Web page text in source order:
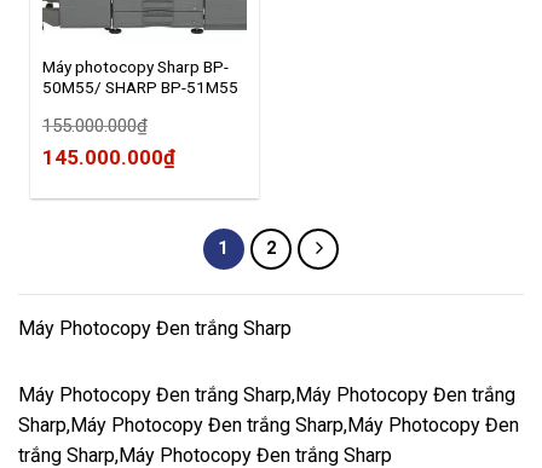
Máy Photocopy Đen trắng Sharp,Máy Photocopy Đen trắng
Sharp,Máy Photocopy Đen trắng Sharp,Máy Photocopy Đen
trắng Sharp,Máy Photocopy Đen trắng Sharp
Máy photocopy Sharp BP-
50M55/ SHARP BP-51M55
094.6563838 NPP Sharp
Trường An
155.000.000₫
Original
145.000.000₫Current
145.000.000₫.
1 2
Máy Photocopy Đen trắng Sharp